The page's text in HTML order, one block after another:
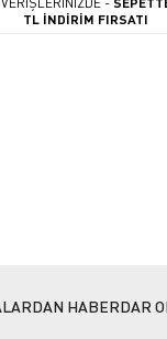
TL İNDİRİM FIRSATI
HABERDAR